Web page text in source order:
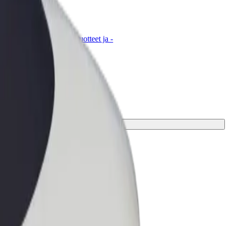
skaalatut Bolt-tuotteet ja -
matkaasi varten.